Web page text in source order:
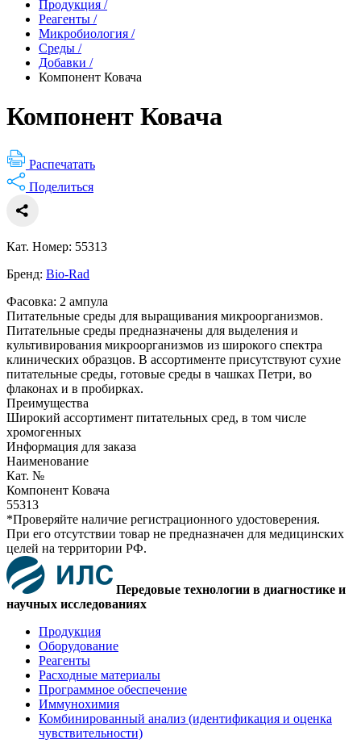
Продукция /
Реагенты /
Микробиология /
Среды /
Добавки /
Компонент Ковача
Компонент Ковача
Распечатать
Поделиться
Кат. Номер: 55313
Бренд: Bio-Rad
Фасовка: 2 ампула
Питательные среды для выращивания микроорганизмов.
Питательные среды предназначены для выделения и
культивирования микроорганизмов из широкого спектра
клинических образцов. В ассортименте присутствуют сухие
питательные среды, готовые среды в чашках Петри, во
флаконах и в пробирках.
Преимущества
Широкий ассортимент питательных сред, в том числе
хромогенных
Информация для заказа
Наименование
Кат. №
Компонент Ковача
55313
*Проверяйте наличие регистрационного удостоверения.
При его отсутствии товар не предназначен для медицинских
целей на территории РФ.
Передовые технологии в диагностике и
научных исследованиях
Продукция
Оборудование
Реагенты
Расходные материалы
Программное обеспечение
Иммунохимия
Комбинированный анализ (идентификация и оценка
чувствительности)